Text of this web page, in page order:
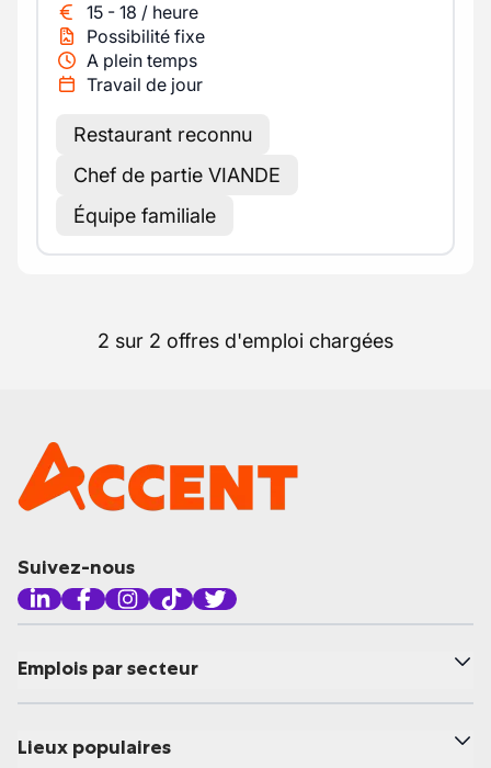
15 - 18 / heure
Possibilité fixe
A plein temps
Travail de jour
Restaurant reconnu
Chef de partie VIANDE
Équipe familiale
2 sur 2 offres d'emploi chargées
Suivez-nous
Emplois par secteur
Lieux populaires